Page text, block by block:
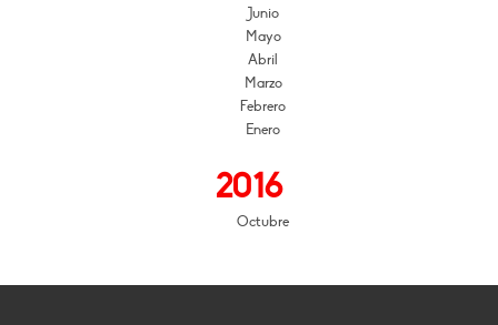
Junio
Mayo
Abril
Marzo
Febrero
Enero
2016
Octubre